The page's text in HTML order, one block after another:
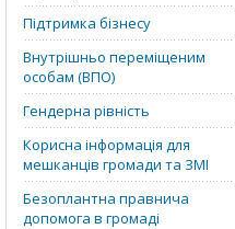
Підтримка бізнесу
Внутрішньо переміщеним
особам (ВПО)
Гендерна рівність
Корисна інформація для
мешканців громади та ЗМІ
Безоплантна правнича
допомога в громаді